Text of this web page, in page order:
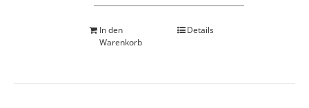
In den
Warenkorb
Details